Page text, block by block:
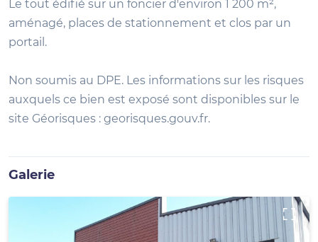
Le tout édifié sur un foncier d'environ 1 200 m²,
aménagé, places de stationnement et clos par un
portail.
Non soumis au DPE. Les informations sur les risques
auxquels ce bien est exposé sont disponibles sur le
site Géorisques : georisques.gouv.fr.
Galerie